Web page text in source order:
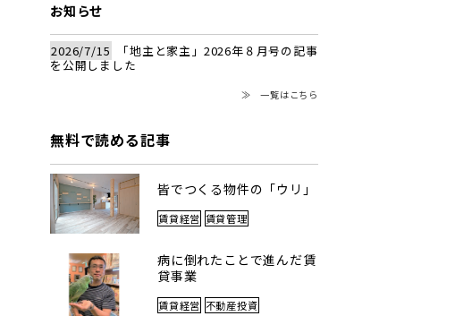
お知らせ
2026/7/15
「地主と家主」2026年８月号の記事
を公開しました
≫ 一覧はこちら
無料で読める記事
皆でつくる物件の「ウリ」
賃貸経営 賃貸管理
病に倒れたことで進んだ賃
貸事業
賃貸経営 不動産投資